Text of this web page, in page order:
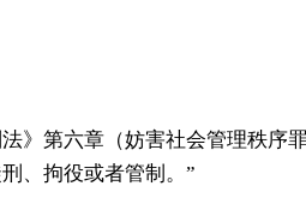
第六章（妨害社会管理秩序罪
、拘役或者管制。”